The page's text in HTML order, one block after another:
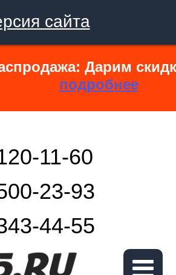
сайта
Дарим
подробнее
11-60
23-93
44-55